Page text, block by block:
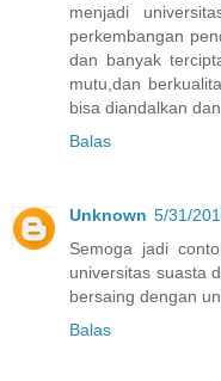
menjadi
perkembangan
dan banyak
mutu,dan
bisa diandalkan
Balas
Unknown 5/31/
Semoga jadi
universitas suasta
bersaing dengan
Balas